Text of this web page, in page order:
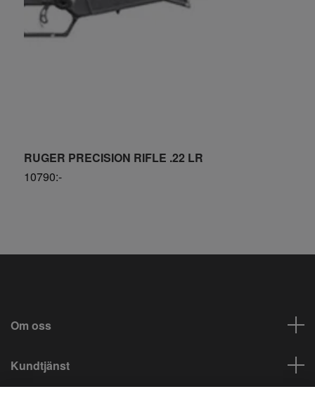
RUGER PRECISION RIFLE .22 LR
10790:-
Om oss
Kundtjänst